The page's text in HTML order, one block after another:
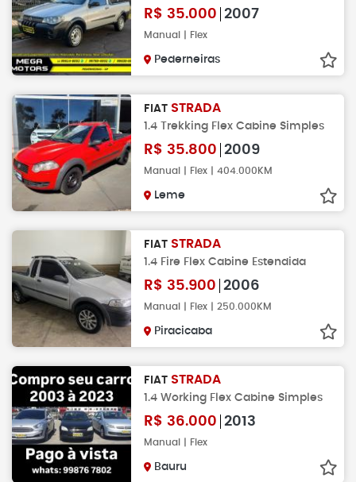
R$ 35.000 2007
Manual | Flex
Pederneiras
FIAT STRADA
1.4 Trekking Flex Cabine Simples
R$ 35.800 2009
Manual | Flex | 404.000KM
Leme
FIAT STRADA
1.4 Fire Flex Cabine Estendida
R$ 35.900 2006
Manual | Flex | 250.000KM
Piracicaba
FIAT STRADA
1.4 Working Flex Cabine Simples
R$ 36.000 2013
Manual | Flex
Bauru